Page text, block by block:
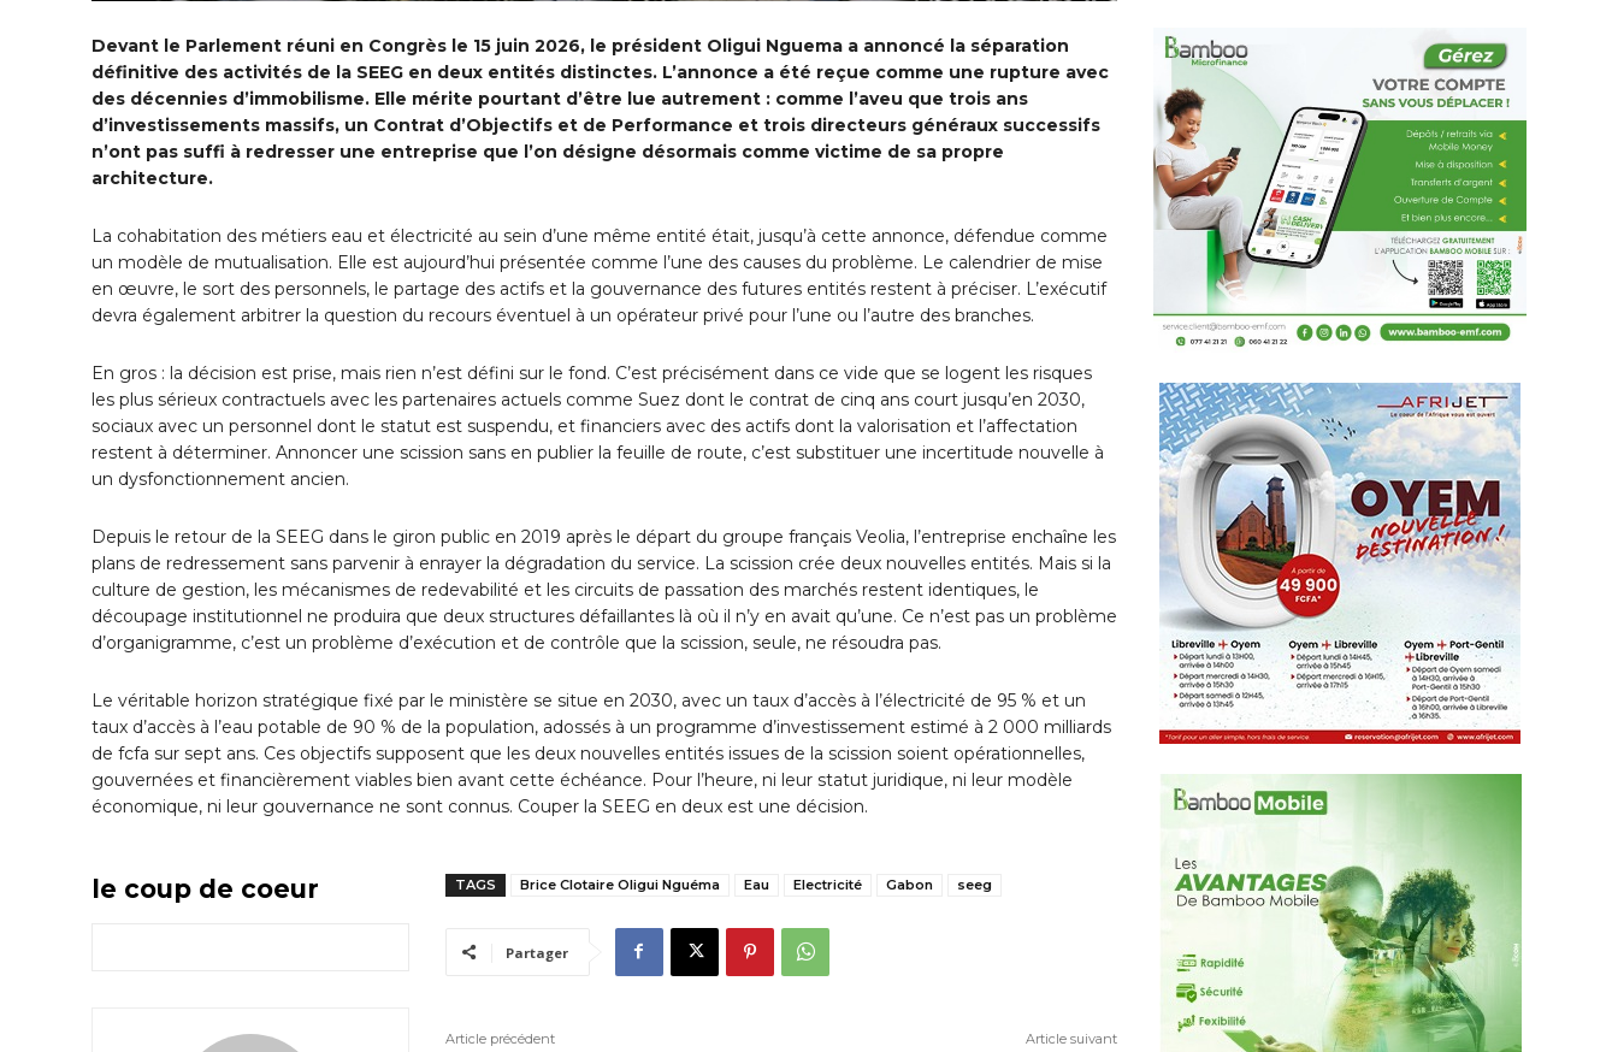
Devant le Parlement réuni en Congrès le 15 juin 2026, le président Oligui Nguema a annoncé la séparation
définitive des activités de la SEEG en deux entités distinctes. L’annonce a été reçue comme une rupture avec
des décennies d’immobilisme. Elle mérite pourtant d’être lue autrement : comme l’aveu que trois ans
d’investissements massifs, un Contrat d’Objectifs et de Performance et trois directeurs généraux successifs
n’ont pas suffi à redresser une entreprise que l’on désigne désormais comme victime de sa propre
architecture.
La cohabitation des métiers eau et électricité au sein d’une même entité était, jusqu’à cette annonce, défendue comme
un modèle de mutualisation. Elle est aujourd’hui présentée comme l’une des causes du problème. Le calendrier de mise
en œuvre, le sort des personnels, le partage des actifs et la gouvernance des futures entités restent à préciser. L’exécutif
devra également arbitrer la question du recours éventuel à un opérateur privé pour l’une ou l’autre des branches.
En gros : la décision est prise, mais rien n’est défini sur le fond. C’est précisément dans ce vide que se logent les risques
les plus sérieux contractuels avec les partenaires actuels comme Suez dont le contrat de cinq ans court jusqu’en 2030,
sociaux avec un personnel dont le statut est suspendu, et financiers avec des actifs dont la valorisation et l’affectation
restent à déterminer. Annoncer une scission sans en publier la feuille de route, c’est substituer une incertitude nouvelle à
un dysfonctionnement ancien.
Depuis le retour de la SEEG dans le giron public en 2019 après le départ du groupe français Veolia, l’entreprise enchaîne les
plans de redressement sans parvenir à enrayer la dégradation du service. La scission crée deux nouvelles entités. Mais si la
culture de gestion, les mécanismes de redevabilité et les circuits de passation des marchés restent identiques, le
découpage institutionnel ne produira que deux structures défaillantes là où il n’y en avait qu’une. Ce n’est pas un problème
d’organigramme, c’est un problème d’exécution et de contrôle que la scission, seule, ne résoudra pas.
Le véritable horizon stratégique fixé par le ministère se situe en 2030, avec un taux d’accès à l’électricité de 95 % et un
taux d’accès à l’eau potable de 90 % de la population, adossés à un programme d’investissement estimé à 2 000 milliards
de fcfa sur sept ans. Ces objectifs supposent que les deux nouvelles entités issues de la scission soient opérationnelles,
gouvernées et financièrement viables bien avant cette échéance. Pour l’heure, ni leur statut juridique, ni leur modèle
économique, ni leur gouvernance ne sont connus. Couper la SEEG en deux est une décision.
le coup de coeur TAGS Brice Clotaire Oligui Nguéma Eau Electricité Gabon seeg
Partager
Article précédent Article suivant